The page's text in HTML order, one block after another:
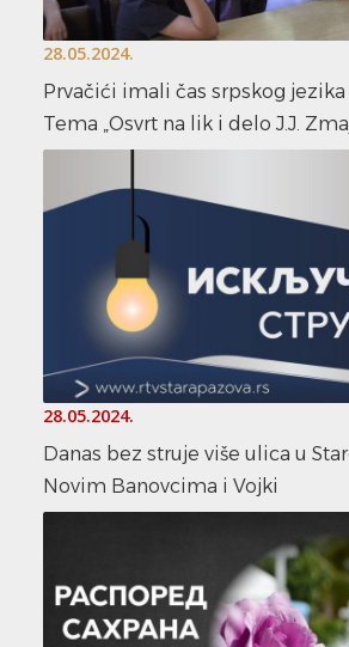
28.05.2024.
Prvačići imali čas srpskog
Tema „Osvrt na lik i delo J.J.
28.05.2024.
Danas bez struje više ulica u
Novim Banovcima i Vojki